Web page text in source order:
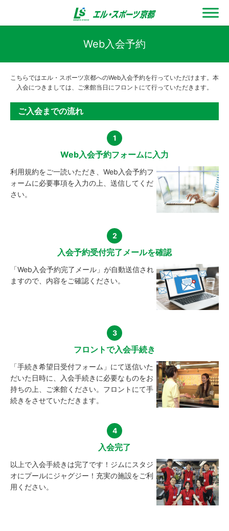
Web入会予約
こちらではエル・スポーツ京都へのWeb入会予約を行っていただけます。本
入会につきましては、ご来館当日にフロントにて行っていただきます。
ご入会までの流れ
1
Web入会予約フォームに入力
利用規約をご一読いただき、Web入会予約フ
ォームに必要事項を入力の上、送信してくだ
さい。
2
入会予約受付完了メールを確認
「Web入会予約完了メール」が自動送信され
ますので、内容をご確認ください。
3
フロントで入会手続き
「手続き希望日受付フォーム」にて送信いた
だいた日時に、入会手続きに必要なものをお
持ちの上、ご来館ください。フロントにて手
続きをさせていただきます。
4
入会完了
以上で入会手続きは完了です！ジムにスタジ
オにプールにジャグジー！充実の施設をご利
用ください。